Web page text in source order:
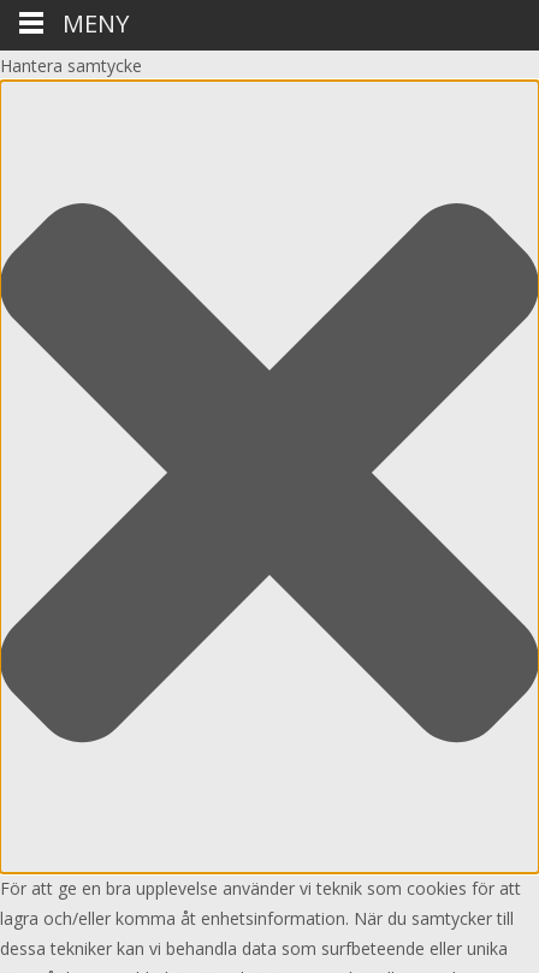
Hantera samtycke
För att ge en bra upplevelse använder vi teknik som cookies för att
lagra och/eller komma åt enhetsinformation. När du samtycker till
dessa tekniker kan vi behandla data som surfbeteende eller unika
MENY